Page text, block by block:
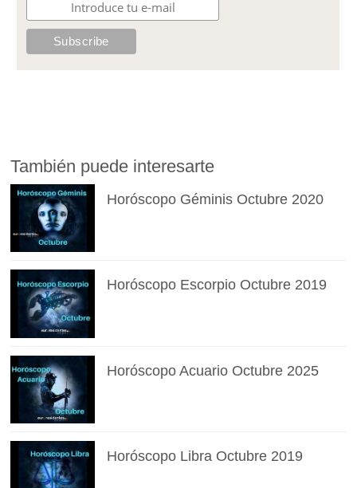
También puede interesarte
Horóscopo Géminis Octubre 2020
Horóscopo Escorpio Octubre 2019
Horóscopo Acuario Octubre 2025
Horóscopo Libra Octubre 2019